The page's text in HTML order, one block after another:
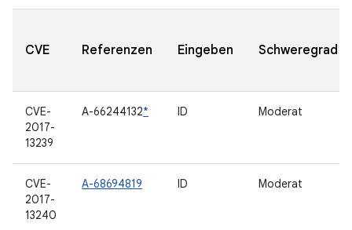
CVE Referenzen Eingeben Schweregrad
CVE-
2017-
13239
A-66244132* ID Moderat
CVE-
2017-
13240
A-68694819 ID Moderat